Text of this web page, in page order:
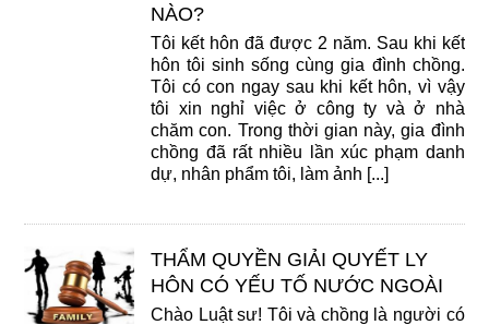
NÀO?
Tôi kết hôn đã được 2 năm. Sau khi kết
hôn tôi sinh sống cùng gia đình chồng.
Tôi có con ngay sau khi kết hôn, vì vậy
tôi xin nghỉ việc ở công ty và ở nhà
chăm con. Trong thời gian này, gia đình
chồng đã rất nhiều lần xúc phạm danh
dự, nhân phẩm tôi, làm ảnh [...]
THẨM QUYỀN GIẢI QUYẾT LY
HÔN CÓ YẾU TỐ NƯỚC NGOÀI
Chào Luật sư! Tôi và chồng là người có